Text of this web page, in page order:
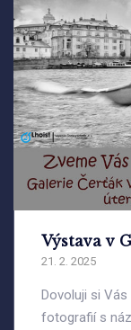
Výstava v
21. 2. 2025
Dovoluji si
fotografií s